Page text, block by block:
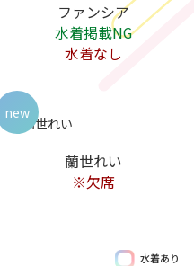
ファンシア
水着掲載NG
水着なし
蘭世れい
※欠席
new
水着あり